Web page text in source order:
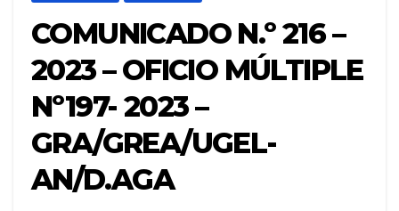
COMUNICADO N.º 216 –
2023 – OFICIO MÚLTIPLE
Nº197- 2023 –
GRA/GREA/UGEL-
AN/D.AGA